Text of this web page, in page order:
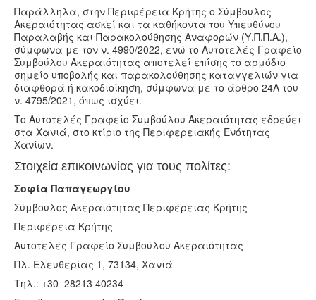
Παράλληλα, στην Περιφέρεια Κρήτης ο Σύμβουλος
Ακεραιότητας ασκεί και τα καθήκοντα του Υπευθύνου
Παραλαβής και Παρακολούθησης Αναφορών (Υ.Π.Π.Α.),
σύμφωνα με τον ν. 4990/2022, ενώ το Αυτοτελές Γραφείο
Συμβούλου Ακεραιότητας αποτελεί επίσης το αρμόδιο
σημείο υποβολής και παρακολούθησης καταγγελιών για
διαφθορά ή κακοδιοίκηση, σύμφωνα με το άρθρο 24Α του
ν. 4795/2021, όπως ισχύει.
Το Αυτοτελές Γραφείο Συμβούλου Ακεραιότητας εδρεύει
στα Χανιά, στο κτίριο της Περιφερειακής Ενότητας
Χανίων.
Στοιχεία επικοινωνίας για τους πολίτες:
Σοφία Παπαγεωργίου
Σύμβουλος Ακεραιότητας Περιφέρειας Κρήτης
Περιφέρεια Κρήτης
Αυτοτελές Γραφείο Συμβούλου Ακεραιότητας
Πλ. Ελευθερίας 1, 73134, Χανιά
Τηλ.: +30 28213 40234